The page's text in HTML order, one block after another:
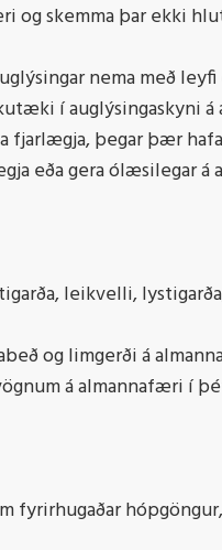
og skemma þar ekki
nema með leyfi
í auglýsingaskyni
fjarlægja, þegar þær
eða gera ólæsilegar á
leikvelli,
og limgerði á
á almannafæri í
fyrirhugaðar